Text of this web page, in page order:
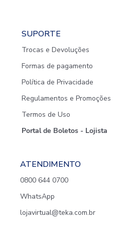
SUPORTE
Trocas e Devoluções
Formas de pagamento
Política de Privacidade
Regulamentos e Promoções
Termos de Uso
Portal de Boletos - Lojista
ATENDIMENTO
0800 644 0700
WhatsApp
lojavirtual@teka.com.br